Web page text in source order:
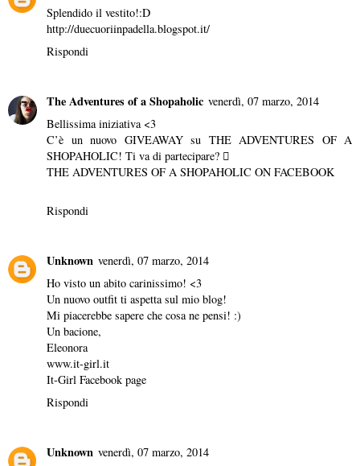
Splendido il vestito!:D
http://duecuoriinpadella.blogspot.it/
Rispondi
The Adventures of a Shopaholic venerdì, 07 marzo, 2014
Bellissima iniziativa <3
C’è un nuovo GIVEAWAY su THE ADVENTURES OF A
SHOPAHOLIC! Ti va di partecipare? 
THE ADVENTURES OF A SHOPAHOLIC ON FACEBOOK
Rispondi
Unknown venerdì, 07 marzo, 2014
Ho visto un abito carinissimo! <3
Un nuovo outfit ti aspetta sul mio blog!
Mi piacerebbe sapere che cosa ne pensi! :)
Un bacione,
Eleonora
www.it-girl.it
It-Girl Facebook page
Rispondi
Unknown venerdì, 07 marzo, 2014